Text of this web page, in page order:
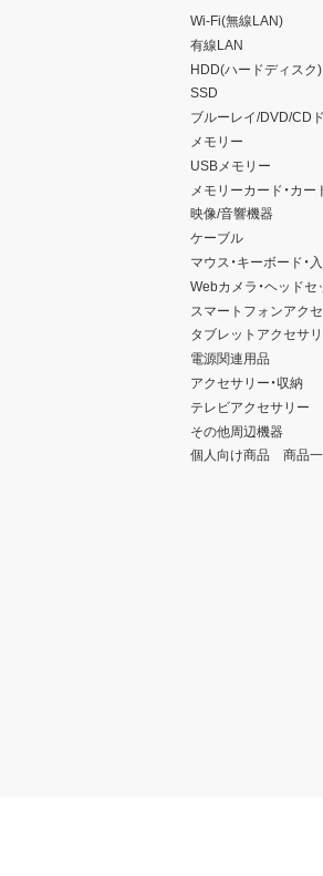
Wi-Fi(無線LAN)
有線LAN
HDD(ハードディスク)
SSD
ブルーレイ/DVD/CD
メモリー
USBメモリー
メモリーカード・カ
映像/音響機器
ケーブル
マウス・キーボード・
Webカメラ・ヘッドセ
スマートフォンアク
タブレットアクセサ
電源関連用品
アクセサリー・収納
テレビアクセサリー
その他周辺機器
個人向け商品 商品